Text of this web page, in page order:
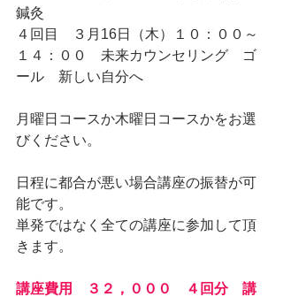
鍼灸
４回目　３月16日（木）１０：００～
１４：００　未来カウンセリング　ゴ
ール　新しい自分へ
月曜日コースか木曜日コースかをお選
びください。
日程に都合が悪い場合講座の振替が可
能です。
単発ではなく全ての講座に参加して頂
きます。
講座費用　３２，０００　４回分　講